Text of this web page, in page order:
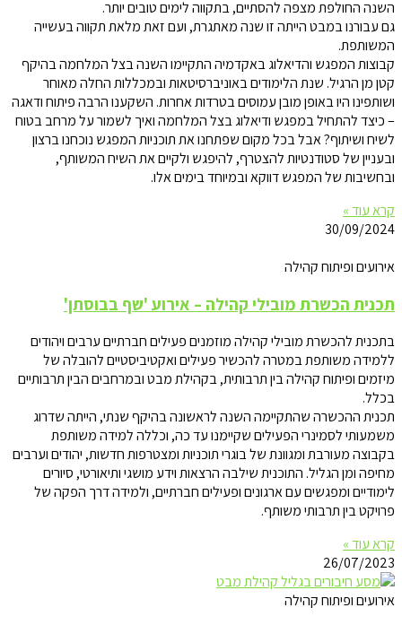
השנה החולפת מצפה להסתיים, בתקווה לימים טובים יותר.
גם עבורנו במבט הייתה זו שנה מאתגרת, ועם זאת מלאת תקווה בעשייה
המשותפת.
קבוצות המפגש והדיאלוג באקדמיה התקיימו השנה בצל המלחמה בהיקף
קטן מן הרגיל. שנת הלימודים באוניברסיטאות ובמכללות החלה מאוחר
ושותפינו היו באופן מובן עמוסים בטרדות אחרות. השקענו הרבה פיתוח ודאגה
– כיצד להתחיל במפגש ודיאלוג בצל המלחמה ואיך לשמור על מרחב בטוח
לשיח ושיתוף? אבל בכל מקום שפתחנו את תוכניות המפגש נוכחנו ברצון
ובעניין של סטודנטיות להצטרף, להיפגש ולקיים את השיח המשותף,
ובחשיבות של המפגש דווקא ובמיוחד בימים אלו.
קרא עוד »
30/09/2024
אירועים ופיתוח קהילה
תכנית הכשרת מובילי קהילה – אירוע 'שף בבוסתן'
בתכנית להכשרת מובילי קהילה מוזמנים פעילים חברתיים ערבים ויהודים
ללמידה משותפת במטרה להכשיר פעילים ואקטיביסטיים להובלה של
מיזמים ופיתוח קהילה בין תרבותית, בקהילת מבט ובמרחבים הבין תרבותיים
בכלל.
תכנית ההכשרה שהתקיימה השנה לראשונה בהיקף שנתי, הייתה שדרוג
משמעותי לסמינרי הפעילים שקיימנו עד כה, וכללה למידה משותפת
בקבוצה מעורבת ומגוונת של בוגרי תוכניות ומצטרפות חדשות, יהודים וערבים
מחיפה ומן הגליל. התוכנית שילבה הרצאות וידע מושגי ותיאורטי, סיורים
לימודיים ומפגשים עם ארגונים ופעילים חברתיים, ולמידה דרך הפקה של
פרויקט בין תרבותי משותף.
קרא עוד »
26/07/2023
אירועים ופיתוח קהילה